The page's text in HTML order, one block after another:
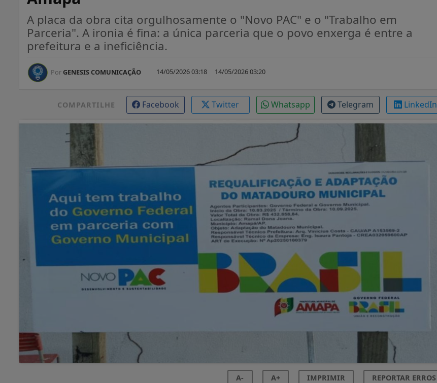
A placa da obra cita orgulhosamente o "Novo PAC" e o "Trabalho em
Parceria". A ironia é fina: a única parceria que o povo enxerga é entre a
prefeitura e a ineficiência.
Por GENESIS COMUNICAÇÃO 14/05/2026 03:18 14/05/2026 03:20
COMPARTILHE Facebook Twitter Whatsapp Telegram LinkedIn
A- A+ IMPRIMIR REPORTAR ERROS